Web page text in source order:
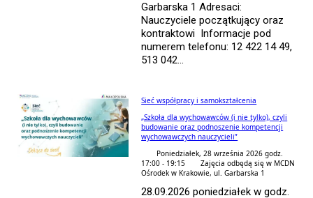
Garbarska 1 Adresaci:
Nauczyciele początkujący oraz
kontraktowi Informacje pod
numerem telefonu: 12 422 14 49,
513 042...
Sieć współpracy i samokształcenia
„Szkoła dla wychowawców (i nie tylko), czyli
budowanie oraz podnoszenie kompetencji
wychowawczych nauczycieli”
Poniedziałek, 28 września 2026 godz.
17:00 - 19:15
Zajęcia odbędą się w MCDN
Ośrodek w Krakowie, ul. Garbarska 1
28.09.2026 poniedziałek w godz.